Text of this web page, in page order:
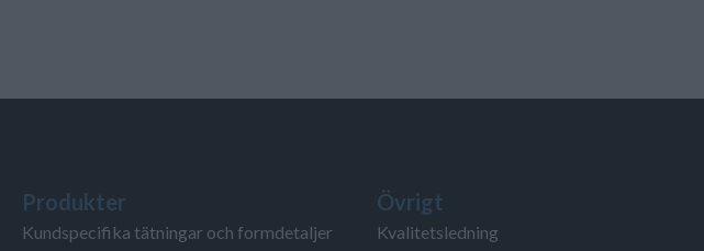
Produkter
Kundspecifika tätningar och formdetaljer
Övrigt
Kvalitetsledning